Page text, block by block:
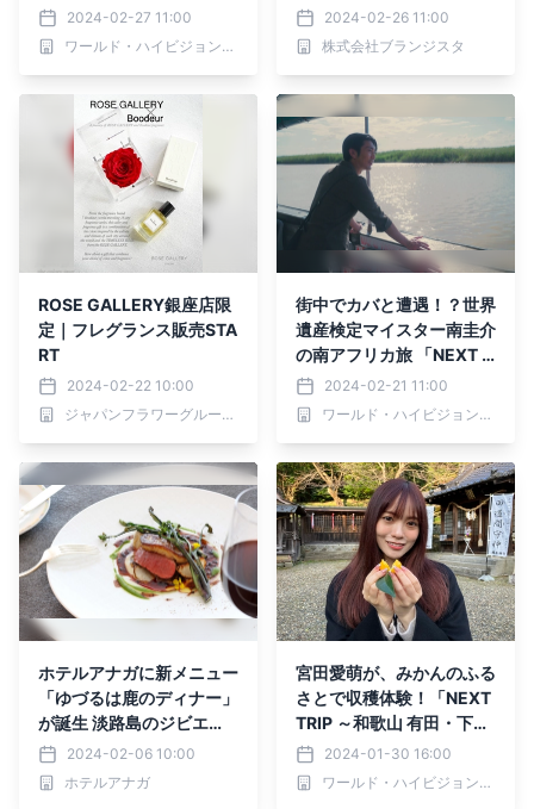
回ズールー民族と竜の山
脈」2月29日(木)夕方6時
30分からBS12で放送！
2024-02-27 11:00
ワールド・ハイビジョン・チャンネル株式会社
色」3月号公開
2024-02-26 11:00
株式会社ブランジスタ
ROSE GALLERY銀座店限
定｜フレグランス販売STA
RT
2024-02-22 10:00
ジャパンフラワーグループ株式会社
街中でカバと遭遇！？世界
遺産検定マイスター南圭介
の南アフリカ旅 「NEXT T
RIP ～南アフリカ編 第1回
カバの街と港町ダーバン
～」 2月22日(木)夕方6時
2024-02-21 11:00
ワールド・ハイビジョン・チャンネル株式会社
ホテルアナガに新メニュー
「ゆづるは鹿のディナー」
が誕生 淡路島のジビエ
「ゆづるは鹿」を堪能する
淡路島リトリート
2024-02-06 10:00
ホテルアナガ
宮田愛萌が、みかんのふる
さとで収穫体験！「NEXT
TRIP ～和歌山 有田・下津
みかんの旅～」2月1日(木)
夕方6時30分からBS12で
放送！
2024-01-30 16:00
ワールド・ハイビジョン・チャンネル株式会社